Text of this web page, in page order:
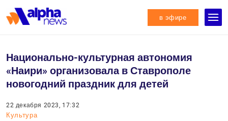
в эфире
Национально-культурная автономия
«Наири» организовала в Ставрополе
новогодний праздник для детей
22 декабря 2023, 17:32
Культура